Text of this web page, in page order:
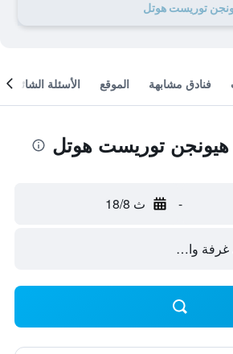
فنادق مشابهة الموقع الأسئلة الشائعة
توريست هوتل
- ث 18/8